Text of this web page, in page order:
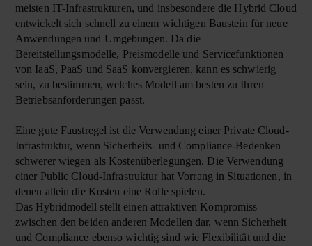
meisten IT-Infrastrukturen, und insbesondere die Hybrid Cloud
entwickelt sich schnell zu einem wichtigen Baustein für neue
Anwendungen und Umgebungen. Da die
Bereitstellungsmodelle, Preismodelle und Servicefunktionen
von IaaS, PaaS und SaaS konvergieren, kann es schwierig
sein, zu bestimmen, welches Modell am besten zu Ihren
Betriebsanforderungen passt.
Eine gute Faustregel ist die Verwendung einer Private Cloud-
Infrastruktur, wenn Sicherheits- und Compliance-Bedenken
schwerer wiegen als Kostenüberlegungen. Die Verwendung
einer Public Cloud-Infrastruktur hat Vorrang in Situationen, in
denen allein die Kosten eine Rolle spielen.
Das Hybridmodell stellt einen attraktiven Kompromiss
zwischen den beiden anderen Modellen dar, wenn Sicherheit
und Compliance ebenso wichtig sind wie Flexibilität und die